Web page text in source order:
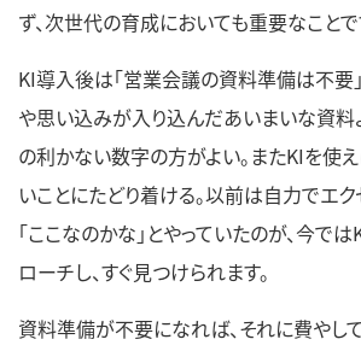
ず、次世代の育成においても重要なことで
KI導入後は「営業会議の資料準備は不要
や思い込みが入り込んだあいまいな資料
の利かない数字の方がよい。またKIを使
いことにたどり着ける。以前は自力でエク
「ここなのかな」とやっていたのが、今で
ローチし、すぐ見つけられます。
資料準備が不要になれば、それに費やし